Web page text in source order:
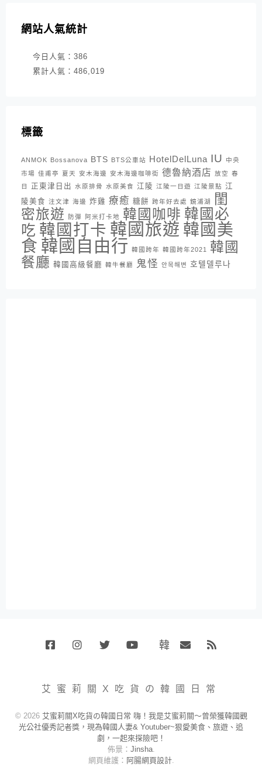
網站人氣統計
今日人氣： 386
累計人氣： 486,019
標籤
ANMOK Bossanova BTS BTS公車站 HotelDelLuna IU
中央
市場 佳甫亭 夏天 安木海邊 安木海邊咖啡街 德魯納酒店 放空 春
日
正東津日出 水原排骨 水原美食 江陵 江陵一日遊 江陵景點 江
陵美食 注文津 海邊 炸雞 療癒 糖餅 跨年好去處 鏡浦湖
閨
密旅遊
防彈 阿米打卡地 韓國咖啡 韓國必
吃 韓國打卡 韓國旅遊 韓國美
食 韓國自由行 韓國跨年 韓國跨年2021
韓國
餐廳 韓國高級餐廳 韓牛餐廳 鬼怪 안목해변 호텔델루나
韓
小
賣
艾蜜莉關X吃貨の韓國日常
© 2026 艾蜜莉關X吃貨の韓國日常 嗨！我是艾蜜莉關～曾榮獲韓國觀
光公社優秀記者獎，現為韓國人妻& Youtuber~狠愛美食、旅遊、追
劇，一起來探險吧！
佈景： Jinsha.
網頁維護： 阿腸網頁設計.